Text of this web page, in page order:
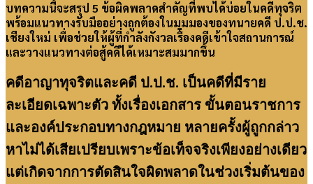
บทความนี้จะสรุป 5 ข้อผิดพลาดสำคัญที่พบได้บ่อยในคดีทุจริต
พร้อมแนวทางรับมืออย่างถูกต้องในมุมมองของทนายคดี ป.ป.ช.
เชียงใหม่ เพื่อช่วยให้ผู้ที่กำลังกังวลเรื่องคดีเข้าใจสถานการณ์
และวางแนวทางต่อสู้คดีได้เหมาะสมมากขึ้น
คดีอาญาทุจริตและคดี ป.ป.ช. เป็นคดีที่มีราย
ละเอียดเฉพาะตัว ทั้งเรื่องเอกสาร ขั้นตอนราชการ
และองค์ประกอบทางกฎหมาย หลายครั้งผู้ถูกกล่าว
หาไม่ได้เสียเปรียบเพราะข้อเท็จจริงเพียงอย่างเดียว
แต่เกิดจากการตัดสินใจผิดพลาดในช่วงเริ่มต้นของ